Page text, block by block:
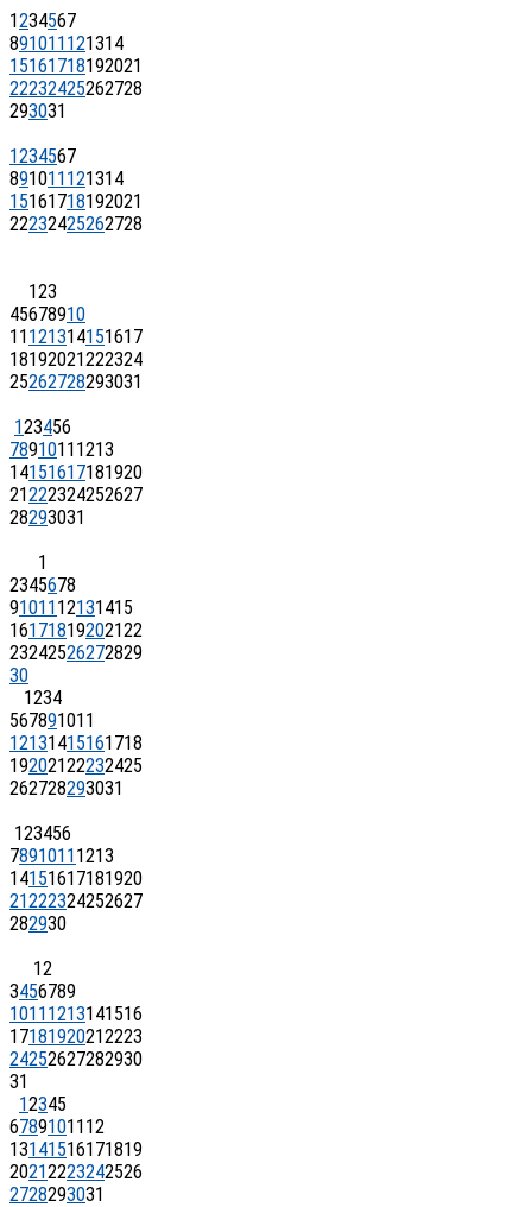
1234567
891011121314
15161718192021
22232425262728
293031
1234567
891011121314
15161718192021
22232425262728
123
45678910
11121314151617
18192021222324
25262728293031
123456
78910111213
14151617181920
21222324252627
28293031
1
2345678
9101112131415
16171819202122
23242526272829
30
1234
567891011
12131415161718
19202122232425
262728293031
123456
78910111213
14151617181920
21222324252627
282930
12
3456789
10111213141516
17181920212223
24252627282930
31
12345
6789101112
13141516171819
20212223242526
2728293031